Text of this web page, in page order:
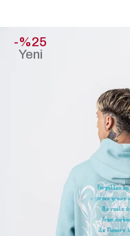
%25
Yeni